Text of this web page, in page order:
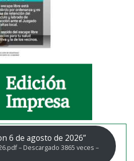
6 de agosto de 2026”
– Descargado 3865 veces –